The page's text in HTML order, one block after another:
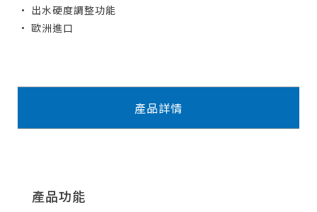
• 出水硬度調整功能
• 歐洲進口
產品詳情
產品功能